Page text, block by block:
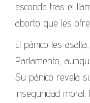
esconde tras el
aborto que les
El pánico les
Parlamento,
Su pánico revela
inseguridad